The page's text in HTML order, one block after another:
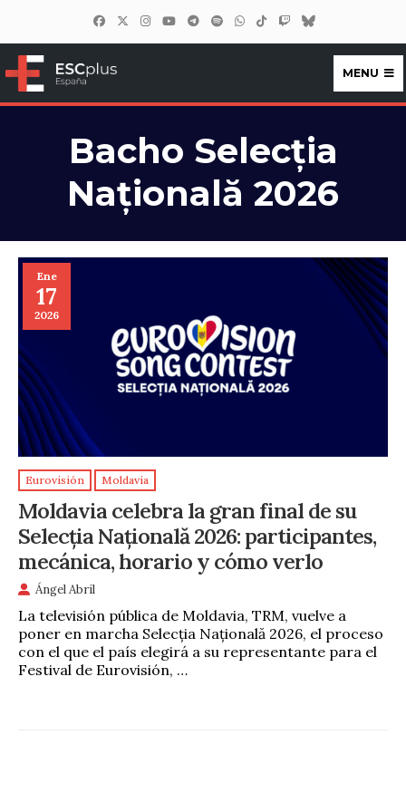
ESCplus España
MENU
Bacho Selecția
Națională 2026
Ene
17
2026
Eurovisión Moldavia
Moldavia celebra la gran final de su
Selecția Națională 2026: participantes,
mecánica, horario y cómo verlo
Ángel Abril
La televisión pública de Moldavia, TRM, vuelve a
poner en marcha Selecția Națională 2026, el proceso
con el que el país elegirá a su representante para el
Festival de Eurovisión, …